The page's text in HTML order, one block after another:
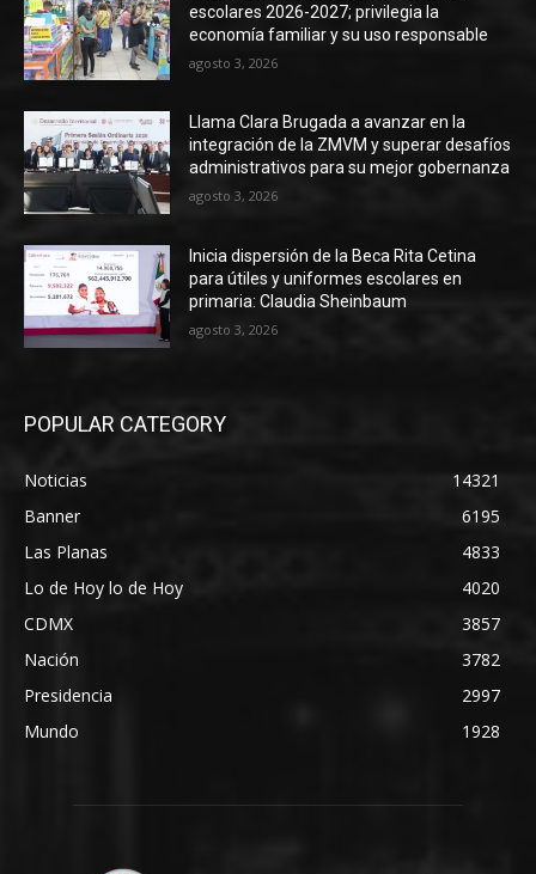
escolares 2026-2027; privilegia la
economía familiar y su uso responsable
agosto 3, 2026
Llama Clara Brugada a avanzar en la
integración de la ZMVM y superar desafíos
administrativos para su mejor gobernanza
agosto 3, 2026
Inicia dispersión de la Beca Rita Cetina
para útiles y uniformes escolares en
primaria: Claudia Sheinbaum
agosto 3, 2026
POPULAR CATEGORY
Noticias
14321
Banner
6195
Las Planas
4833
Lo de Hoy lo de Hoy
4020
CDMX
3857
Nación
3782
Presidencia
2997
Mundo
1928